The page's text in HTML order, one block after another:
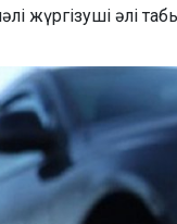
жүргізуші әлі